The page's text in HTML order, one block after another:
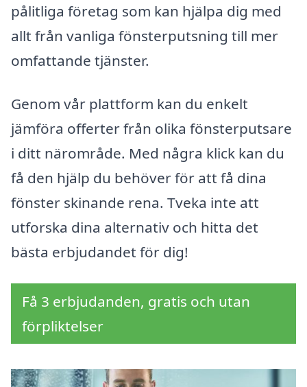
pålitliga företag som kan hjälpa dig med
allt från vanliga fönsterputsning till mer
omfattande tjänster.
Genom vår plattform kan du enkelt
jämföra offerter från olika fönsterputsare
i ditt närområde. Med några klick kan du
få den hjälp du behöver för att få dina
fönster skinande rena. Tveka inte att
utforska dina alternativ och hitta det
bästa erbjudandet för dig!
Få 3 erbjudanden, gratis och utan
förpliktelser